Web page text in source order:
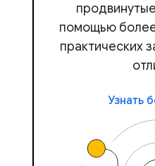
помощью
практических
Узнать